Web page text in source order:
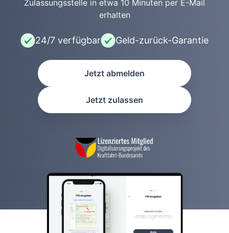
Zulassungsstelle in etwa 10 Minuten per E-Mail
erhalten
24/7 verfügbar Geld-zurück-Garantie
Jetzt abmelden
Jetzt zulassen